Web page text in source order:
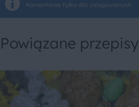
Komentarze tylko dla zalogowanych
Powiązane przepisy